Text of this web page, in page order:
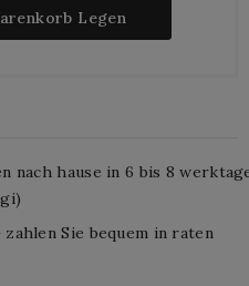
Legen
nach hause in 6 bis 8
Sie bequem in raten